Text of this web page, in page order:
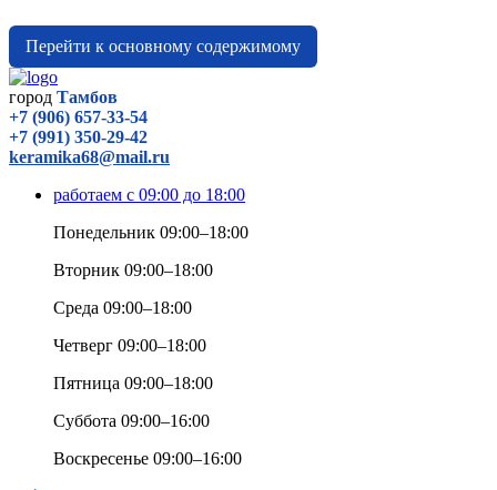
Перейти к основному содержимому
город Тамбов
+7 (906) 657-33-54
+7 (991) 350-29-42
keramika68@mail.ru
работаем с 09:00 до 18:00
Понедельник 09:00–18:00
Вторник 09:00–18:00
Среда 09:00–18:00
Четверг 09:00–18:00
Пятница 09:00–18:00
Суббота 09:00–16:00
Воскресенье 09:00–16:00